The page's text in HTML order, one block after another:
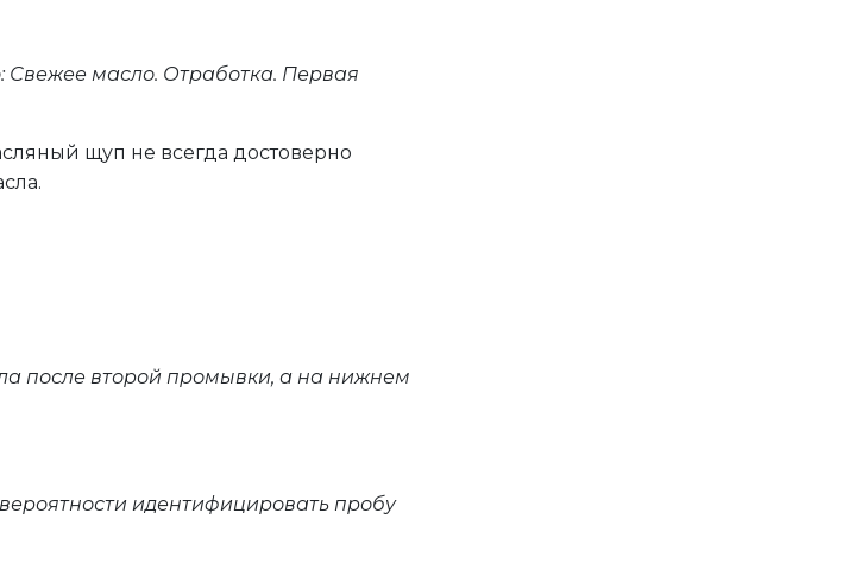
масло. Отработка. Первая
щуп не всегда достоверно
после второй промывки, а на нижнем
идентифицировать пробу